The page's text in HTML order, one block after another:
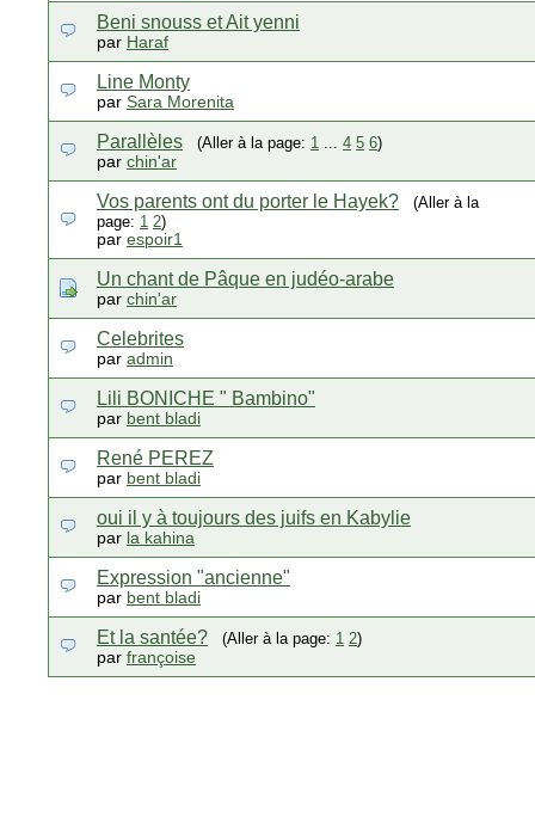
Beni snouss et Ait yenni
par Haraf
Line Monty
par Sara Morenita
Parallèles (Aller à la page: 1 ... 4 5 6)
par chin'ar
Vos parents ont du porter le Hayek?
(Aller à la
page: 1 2)
par espoir1
Un chant de Pâque en judéo-arabe
par chin'ar
Celebrites
par admin
Lili BONICHE " Bambino"
par bent bladi
René PEREZ
par bent bladi
oui il y à toujours des juifs en Kabylie
par la kahina
Expression "ancienne"
par bent bladi
Et la santée? (Aller à la page: 1 2)
par françoise